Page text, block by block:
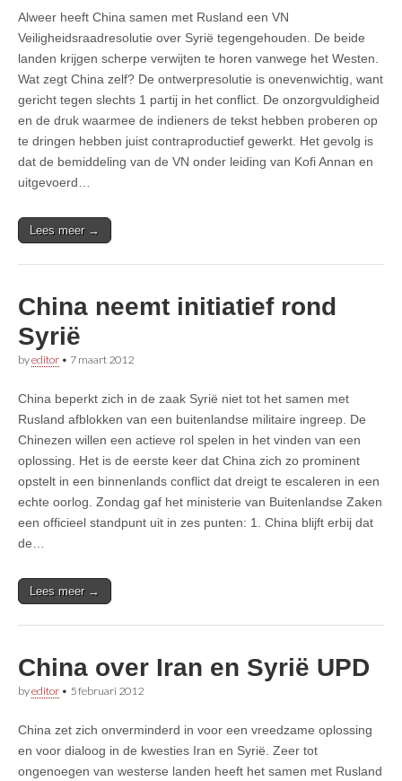
Alweer heeft China samen met Rusland een VN
Veiligheidsraadresolutie over Syrië tegengehouden. De beide
landen krijgen scherpe verwijten te horen vanwege het Westen.
Wat zegt China zelf? De ontwerpresolutie is onevenwichtig, want
gericht tegen slechts 1 partij in het conflict. De onzorgvuldigheid
en de druk waarmee de indieners de tekst hebben proberen op
te dringen hebben juist contraproductief gewerkt. Het gevolg is
dat de bemiddeling van de VN onder leiding van Kofi Annan en
uitgevoerd…
Lees meer →
China neemt initiatief rond
Syrië
byeditor • 7 maart 2012
China beperkt zich in de zaak Syrië niet tot het samen met
Rusland afblokken van een buitenlandse militaire ingreep. De
Chinezen willen een actieve rol spelen in het vinden van een
oplossing. Het is de eerste keer dat China zich zo prominent
opstelt in een binnenlands conflict dat dreigt te escaleren in een
echte oorlog. Zondag gaf het ministerie van Buitenlandse Zaken
een officieel standpunt uit in zes punten: 1. China blijft erbij dat
de…
Lees meer →
China over Iran en Syrië UPD
byeditor • 5 februari 2012
China zet zich onverminderd in voor een vreedzame oplossing
en voor dialoog in de kwesties Iran en Syrië. Zeer tot
ongenoegen van westerse landen heeft het samen met Rusland